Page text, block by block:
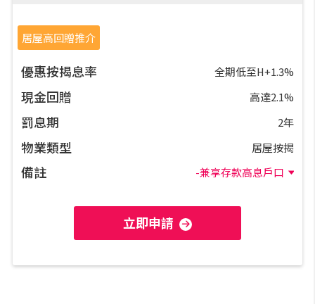
統計數據庫
按揭快趣智識
按揭百科
居屋高回贈推介
優惠按揭息率 全期低至H+1.3%
現金回贈 高達2.1%
罰息期 2年
物業類型 居屋按揭
備註 -兼享存款高息戶口
立即申請